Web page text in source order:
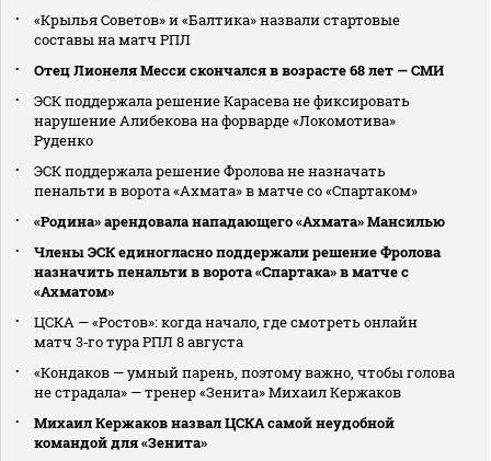
«Крылья Советов» и «Балтика» назвали стартовые
составы на матч РПЛ
Отец Лионеля Месси скончался в возрасте 68 лет — СМИ
ЭСК поддержала решение Карасева не фиксировать
нарушение Алибекова на форварде «Локомотива»
Руденко
ЭСК поддержала решение Фролова не назначать
пенальти в ворота «Ахмата» в матче со «Спартаком»
«Родина» арендовала нападающего «Ахмата» Мансилью
Члены ЭСК единогласно поддержали решение Фролова
назначить пенальти в ворота «Спартака» в матче с
«Ахматом»
ЦСКА — «Ростов»: когда начало, где смотреть онлайн
матч 3‑го тура РПЛ 8 августа
«Кондаков — умный парень, поэтому важно, чтобы голова
не страдала» — тренер «Зенита» Михаил Кержаков
Михаил Кержаков назвал ЦСКА самой неудобной
командой для «Зенита»